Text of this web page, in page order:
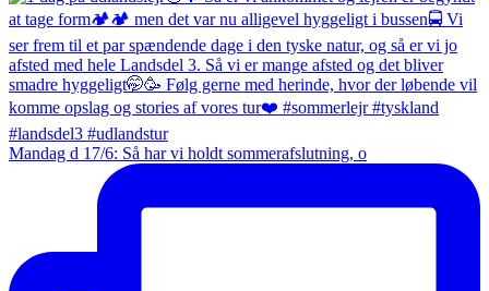
Mandag d 17/6: Så har vi holdt sommerafslutning, o